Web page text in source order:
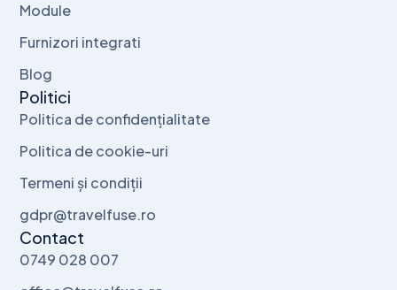
Module
Furnizori integrati
Blog
Politici
Politica de confidențialitate
Politica de cookie-uri
Termeni și condiții
gdpr@travelfuse.ro
Contact
0749 028 007